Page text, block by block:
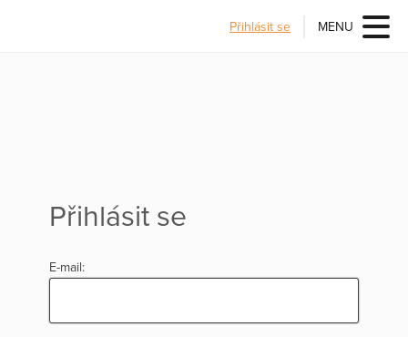
Přihlásit se MENU
Přihlásit se
E-mail: